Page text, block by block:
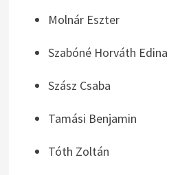
Molnár Eszter
Szabóné Horváth Edina
Szász Csaba
Tamási Benjamin
Tóth Zoltán